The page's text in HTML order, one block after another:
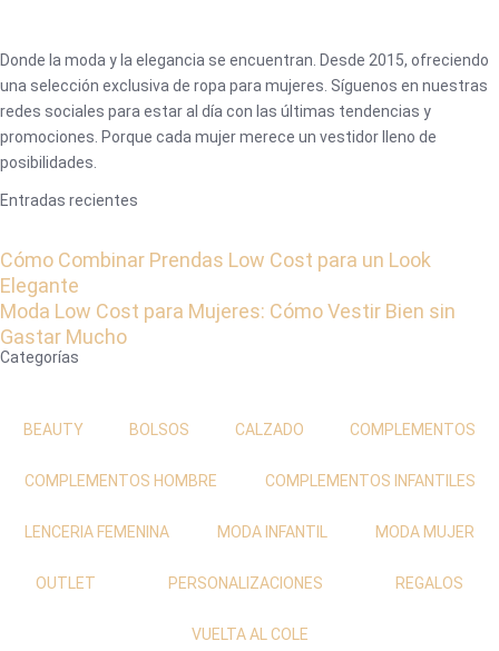
Donde la moda y la elegancia se encuentran. Desde 2015, ofreciendo
una selección exclusiva de ropa para mujeres. Síguenos en nuestras
redes sociales para estar al día con las últimas tendencias y
promociones. Porque cada mujer merece un vestidor lleno de
posibilidades.
Entradas recientes
Cómo Combinar Prendas Low Cost para un Look
Elegante
Moda Low Cost para Mujeres: Cómo Vestir Bien sin
Gastar Mucho
Categorías
BEAUTY BOLSOS CALZADO COMPLEMENTOS
COMPLEMENTOS HOMBRE COMPLEMENTOS INFANTILES
LENCERIA FEMENINA MODA INFANTIL MODA MUJER
OUTLET PERSONALIZACIONES REGALOS
VUELTA AL COLE